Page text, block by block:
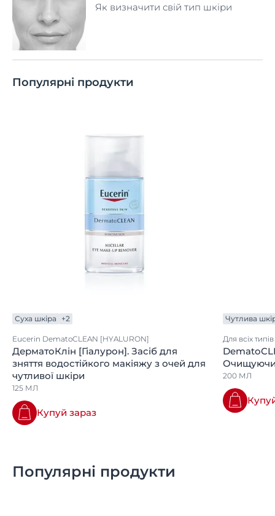
Як визначити свій тип шкіри
Популярні продукти
Суха шкіра +2
Eucerin DematoCLEAN [HYALURON]
ДерматоКлін [Гіалурон]. Засіб для
зняття водостійкого макіяжу з очей для
чутливої шкіри
125 МЛ
Купуй зараз
Чутлива
Для всіх
200 МЛ
Популярні продукти